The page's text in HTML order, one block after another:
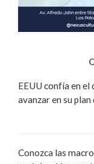
EEUU confía en
avanzar en su
Conozca las